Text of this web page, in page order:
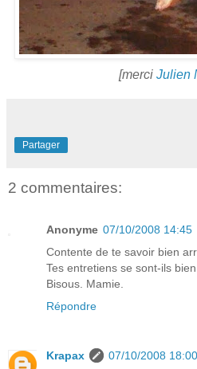
[merci Julien
Partager
2 commentaires:
Anonyme 07/10/2008 14:45
Contente de te savoir bien
Tes entretiens se sont-ils
Bisous. Mamie.
Répondre
Krapax
07/10/2008 18:00